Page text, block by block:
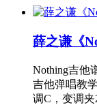
薛之谦《
Nothing吉他
吉他弹唱教
调C，变调夹